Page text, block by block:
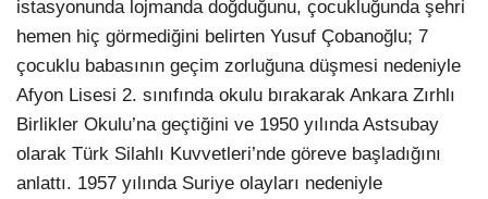
istasyonunda lojmanda doğduğunu, çocukluğunda şehri
hemen hiç görmediğini belirten Yusuf Çobanoğlu; 7
çocuklu babasının geçim zorluğuna düşmesi nedeniyle
Afyon Lisesi 2. sınıfında okulu bırakarak Ankara Zırhlı
Birlikler Okulu’na geçtiğini ve 1950 yılında Astsubay
olarak Türk Silahlı Kuvvetleri’nde göreve başladığını
anlattı. 1957 yılında Suriye olayları nedeniyle